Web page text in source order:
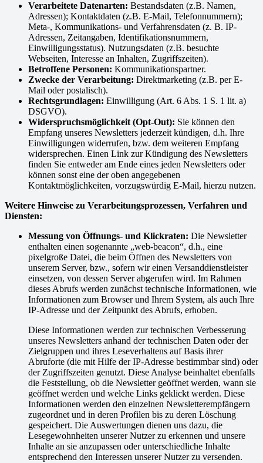
Verarbeitete Datenarten: Bestandsdaten (z.B. Namen,
Adressen); Kontaktdaten (z.B. E-Mail, Telefonnummern);
Meta-, Kommunikations- und Verfahrensdaten (z. B. IP-
Adressen, Zeitangaben, Identifikationsnummern,
Einwilligungsstatus). Nutzungsdaten (z.B. besuchte
Webseiten, Interesse an Inhalten, Zugriffszeiten).
Betroffene Personen: Kommunikationspartner.
Zwecke der Verarbeitung: Direktmarketing (z.B. per E-
Mail oder postalisch).
Rechtsgrundlagen: Einwilligung (Art. 6 Abs. 1 S. 1 lit. a)
DSGVO).
Widerspruchsmöglichkeit (Opt-Out): Sie können den
Empfang unseres Newsletters jederzeit kündigen, d.h. Ihre
Einwilligungen widerrufen, bzw. dem weiteren Empfang
widersprechen. Einen Link zur Kündigung des Newsletters
finden Sie entweder am Ende eines jeden Newsletters oder
können sonst eine der oben angegebenen
Kontaktmöglichkeiten, vorzugswürdig E-Mail, hierzu nutzen.
Weitere Hinweise zu Verarbeitungsprozessen, Verfahren und
Diensten:
Messung von Öffnungs- und Klickraten: Die Newsletter
enthalten einen sogenannte „web-beacon“, d.h., eine
pixelgroße Datei, die beim Öffnen des Newsletters von
unserem Server, bzw., sofern wir einen Versanddienstleister
einsetzen, von dessen Server abgerufen wird. Im Rahmen
dieses Abrufs werden zunächst technische Informationen, wie
Informationen zum Browser und Ihrem System, als auch Ihre
IP-Adresse und der Zeitpunkt des Abrufs, erhoben.
Diese Informationen werden zur technischen Verbesserung
unseres Newsletters anhand der technischen Daten oder der
Zielgruppen und ihres Leseverhaltens auf Basis ihrer
Abruforte (die mit Hilfe der IP-Adresse bestimmbar sind) oder
der Zugriffszeiten genutzt. Diese Analyse beinhaltet ebenfalls
die Feststellung, ob die Newsletter geöffnet werden, wann sie
geöffnet werden und welche Links geklickt werden. Diese
Informationen werden den einzelnen Newsletterempfängern
zugeordnet und in deren Profilen bis zu deren Löschung
gespeichert. Die Auswertungen dienen uns dazu, die
Lesegewohnheiten unserer Nutzer zu erkennen und unsere
Inhalte an sie anzupassen oder unterschiedliche Inhalte
entsprechend den Interessen unserer Nutzer zu versenden.